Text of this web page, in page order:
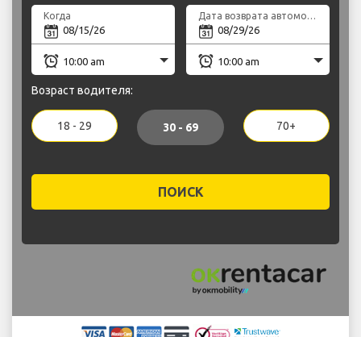
Когда Дата возврата автомобиля
Возраст водителя:
18 - 29 30 - 69 70+
ПОИСК